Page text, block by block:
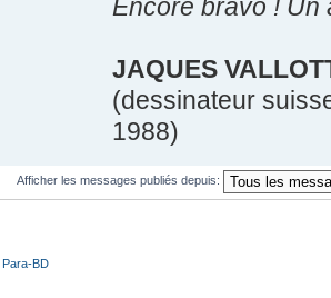
Encore bravo ! Un
JAQUES
(dessinateur
1988)
Afficher les messages publiés depuis:
BD